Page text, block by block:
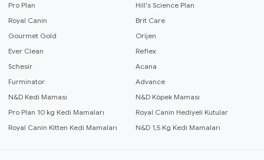
Pro Plan
Hill's Science Plan
Royal Canin
Brit Care
Gourmet Gold
Orijen
Ever Clean
Reflex
Schesir
Acana
Furminator
Advance
N&D Kedi Maması
N&D Köpek Maması
Pro Plan 10 kg Kedi Mamaları
Royal Canin Hediyeli Kutular
Royal Canin Kitten Kedi Mamaları
N&D 1,5 Kg Kedi Mamaları